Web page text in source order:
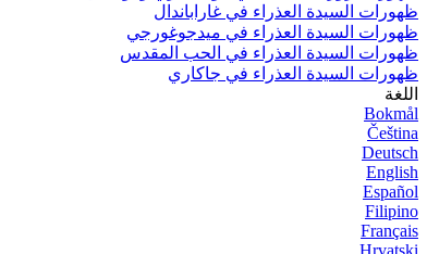
ظهورات السيدة العذراء في غاراباندال
ظهورات السيدة العذراء في ميدجوغورجي
ظهورات السيدة العذراء في الحب المقدس
ظهورات السيدة العذراء في جاكاري
اللغة
Bokmål
Čeština
Deutsch
English
Español
Filipino
Français
Hrvatski